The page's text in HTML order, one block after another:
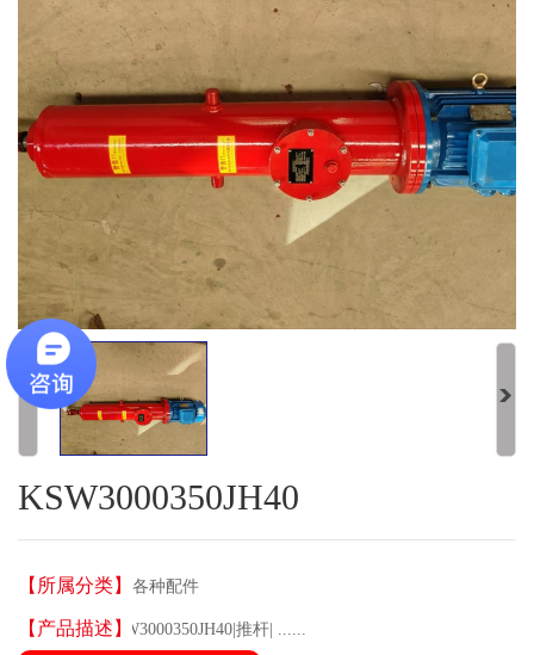
KSW3000350JH40
【所属分类】 各种配件
【产品描述】|KSW3000350JH40|推杆| ......